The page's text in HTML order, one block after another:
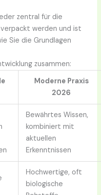
zentral für die
werden und ist
Sie die Grundlagen
zusammen:
Moderne Praxis
2026
Bewährtes Wissen,
kombiniert mit
aktuellen
Erkenntnissen
Hochwertige, oft
biologische